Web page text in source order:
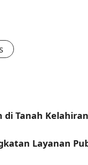
Tanah
Layanan